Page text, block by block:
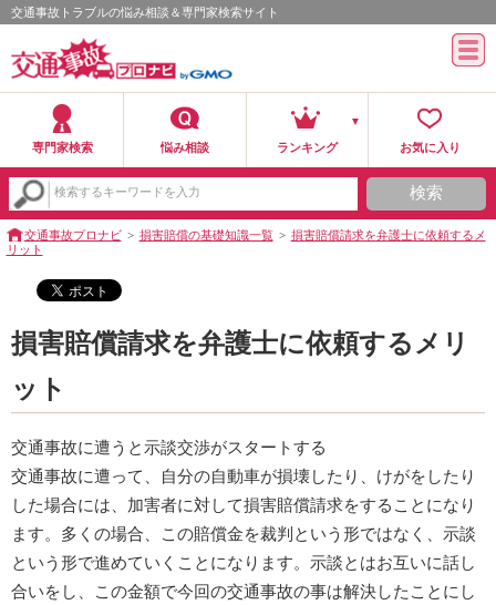
交通事故トラブルの悩み相談＆専門家検索サイト
専門家検索 悩み相談 ランキング お気に入り
検索するキーワードを入力 検索
交通事故プロナビ 損害賠償の基礎知識一覧
損害賠償請求を弁護士に依頼するメ
リット
損害賠償請求を弁護士に依頼するメリ
ット
交通事故に遭うと示談交渉がスタートする
交通事故に遭って、自分の自動車が損壊したり、けがをしたり
した場合には、加害者に対して損害賠償請求をすることになり
ます。多くの場合、この賠償金を裁判という形ではなく、示談
という形で進めていくことになります。示談とはお互いに話し
合いをし、この金額で今回の交通事故の事は解決したことにし